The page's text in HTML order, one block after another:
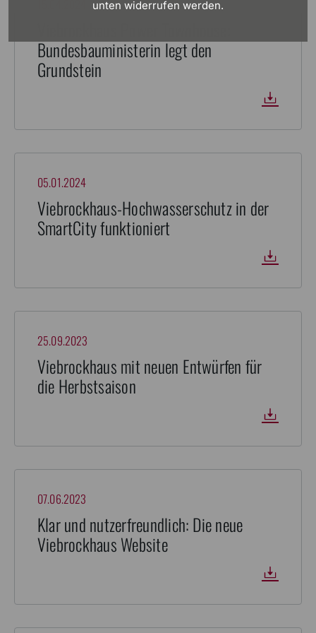
unten widerrufen werden.
Bundesbauministerin legt den
Grundstein
05.01.2024
Viebrockhaus-Hochwasserschutz in der
SmartCity funktioniert
25.09.2023
Viebrockhaus mit neuen Entwürfen für
die Herbstsaison
07.06.2023
Klar und nutzerfreundlich: Die neue
Viebrockhaus Website